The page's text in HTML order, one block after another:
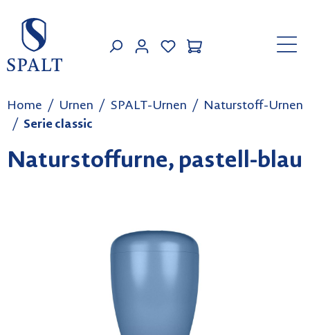
Zum Hauptinhalt springen
MEIN KONTO
Home Urnen SPALT-Urnen
Naturstoff-Urnen
Serie classic
Naturstoffurne, pastell-blau